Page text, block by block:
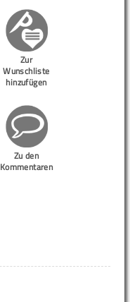
Zur
Wunschliste
hinzufügen
Zu den
Kommentaren